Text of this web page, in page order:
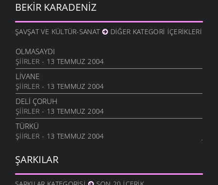
BEKIR KARADENIZ
ŞAVŞAT VE KÜLTÜR-SANAT DIĞER KATEGORI İÇERIKLERI
OLMASAYDI
ŞIIRLER - 13 TEMMUZ 2004
LIVANE
ŞIIRLER - 13 TEMMUZ 2004
DELI ÇORUH
ŞIIRLER - 13 TEMMUZ 2004
TÜRKÜ
ŞIIRLER - 13 TEMMUZ 2004
ŞARKILAR